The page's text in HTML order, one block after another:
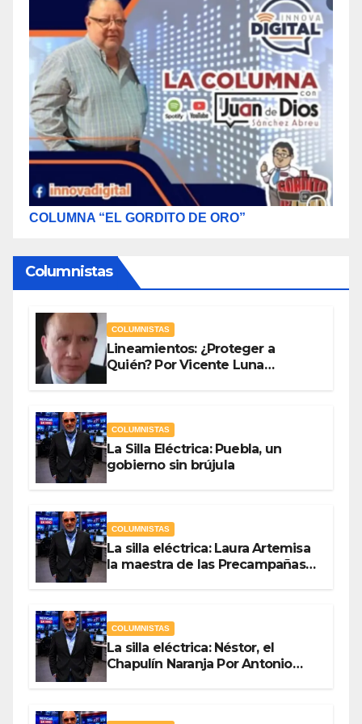
COLUMNA “EL GORDITO DE ORO”
Columnistas
COLUMNISTAS
Lineamientos: ¿Proteger a
Quién? Por Vicente Luna
COLUMNISTAS
La Silla Eléctrica: Puebla, un
gobierno sin brújula
COLUMNISTAS
La silla eléctrica: Laura Artemisa
la maestra de las Precampañas
COLUMNISTAS
La silla eléctrica: Néstor, el
Chapulín Naranja Por Antonio